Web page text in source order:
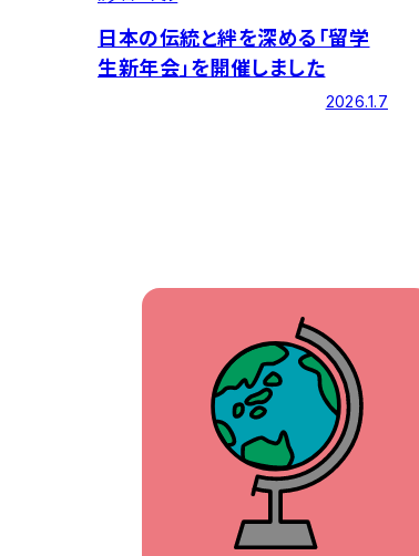
日本の伝統と絆を深める「留学
生新年会」を開催しました
2026.1.7